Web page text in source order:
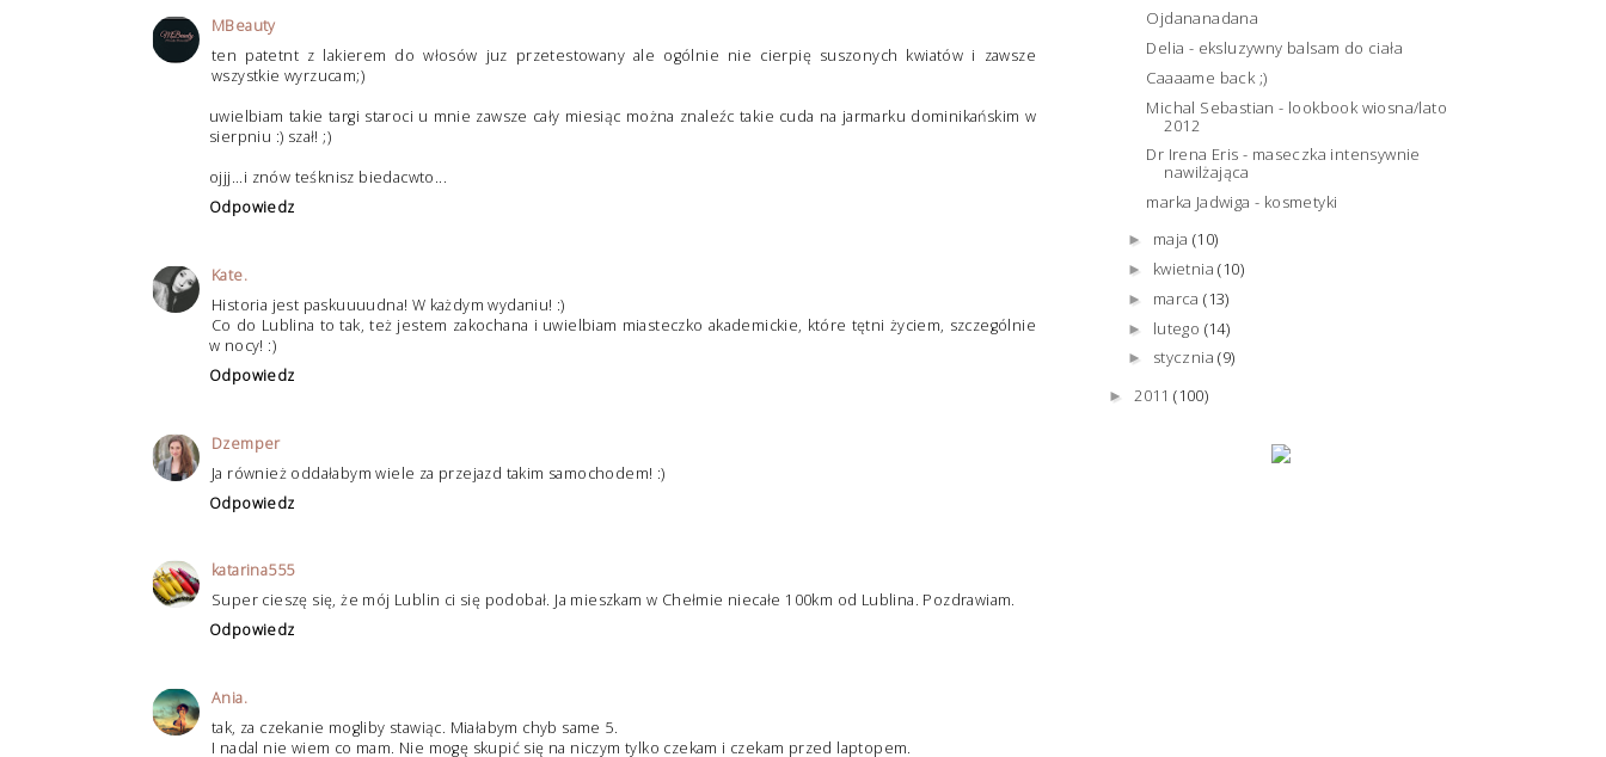
MBeauty
ten patetnt z lakierem do włosów juz przetestowany ale ogólnie nie cierpię suszonych kwiatów i zawsze
wszystkie wyrzucam;)
uwielbiam takie targi staroci u mnie zawsze cały miesiąc można znaleźc takie cuda na jarmarku dominikańskim w
sierpniu :) szał! ;)
ojjj...i znów teśknisz biedacwto...
Odpowiedz
Kate.
Historia jest paskuuuudna! W każdym wydaniu! :)
Co do Lublina to tak, też jestem zakochana i uwielbiam miasteczko akademickie, które tętni życiem, szczególnie
w nocy! :)
Odpowiedz
Dzemper
Ja również oddałabym wiele za przejazd takim samochodem! :)
Odpowiedz
katarina555
Super cieszę się, że mój Lublin ci się podobał. Ja mieszkam w Chełmie niecałe 100km od Lublina. Pozdrawiam.
Odpowiedz
Ania.
tak, za czekanie mogliby stawiąc. Miałabym chyb same 5.
I nadal nie wiem co mam. Nie mogę skupić się na niczym tylko czekam i czekam przed laptopem.
Ojdananadana
Delia - eksluzywny balsam do ciała
Caaaame back ;)
Michal Sebastian - lookbook wiosna/lato
2012
Dr Irena Eris - maseczka intensywnie
nawilżająca
marka Jadwiga - kosmetyki
► maja (10)
► kwietnia(10)
► marca(13)
► lutego (14)
► stycznia(9)
► 2011(100)